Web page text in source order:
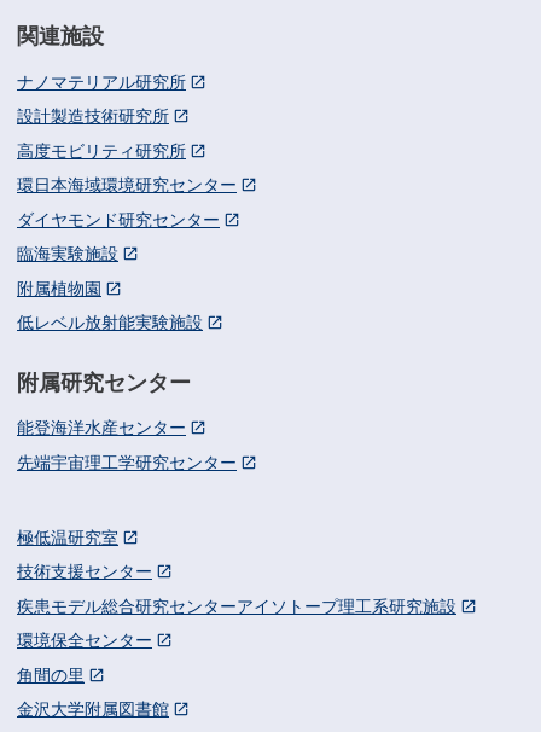
関連施設
ナノマテリアル研究所
設計製造技術研究所
高度モビリティ研究所
環日本海域環境研究センター
ダイヤモンド研究センター
臨海実験施設
附属植物園
低レベル放射能実験施設
附属研究センター
能登海洋水産センター
先端宇宙理工学研究センター
極低温研究室
技術支援センター
疾患モデル総合研究センターアイソトープ理工系研究施設
環境保全センター
角間の里
金沢大学附属図書館